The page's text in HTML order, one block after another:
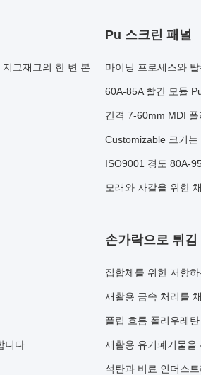
그재그의 한 변 본
Pu 스크린 패널
마이닝 프로세스와
60A-85A 빨간 모듈
간격 7-60mm MDI
Customizable 크기
ISO9001 경도 80A-
모래와 자갈을 위한
니다
손가락으로 튀김
집합체를 위한 저항
재활용 금속 처리를
플립 흐름 폴리우레
재활용 유기폐기물을
석탄과 비료 인더스